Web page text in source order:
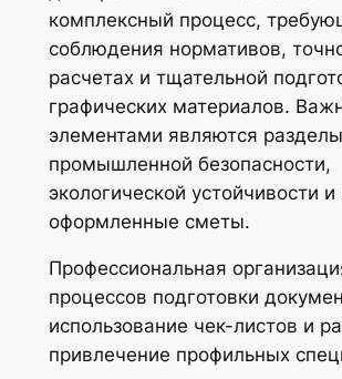
комплексный процесс,
соблюдения нормативов,
расчетах и тщательной
графических материалов.
элементами являются
промышленной безопасности,
экологической устойчивости
оформленные сметы.
Профессиональная
процессов подготовки
использование чек-листов и
привлечение профильных